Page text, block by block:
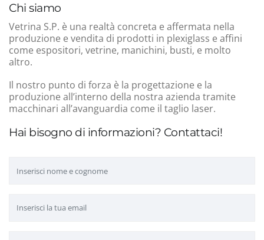
Hai bisogno di informazioni? Contattaci!
Chi siamo
Vetrina S.P. è una realtà concreta e affermata nella
produzione e vendita di prodotti in plexiglass e affini
come espositori, vetrine, manichini, busti, e molto
altro.
Il nostro punto di forza è la progettazione e la
produzione all’interno della nostra azienda tramite
macchinari all’avanguardia come il taglio laser.